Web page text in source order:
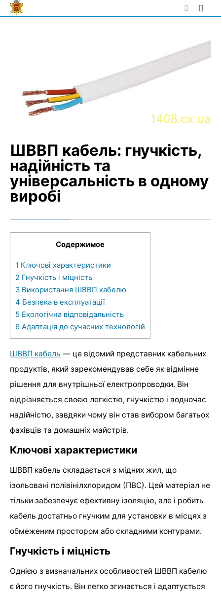
Skip
to
ШВВП кабель: гнучкість,
надійність та
універсальність в одному
виробі
Содержимое
1 Ключові характеристики
2 Гнучкість і міцність
3 Використання ШВВП кабелю
4 Безпека в експлуатації
5 Екологічна відповідальність
6 Адаптація до сучасних технологій
ШВВП кабель — це відомий представник кабельних
продуктів, який зарекомендував себе як відмінне
рішення для внутрішньої електропроводки. Він
відрізняється своєю легкістю, гнучкістю і водночас
надійністю, завдяки чому він став вибором багатьох
фахівців та домашніх майстрів.
Ключові характеристики
ШВВП кабель складається з мідних жил, що
ізольовані полівінілхлоридом (ПВС). Цей матеріал не
тільки забезпечує ефективну ізоляцію, але і робить
кабель достатньо гнучким для установки в місцях з
обмеженим простором або складними контурами.
Гнучкість і міцність
Однією з визначальних особливостей ШВВП кабелю
є його гнучкість. Він легко згинається і адаптується